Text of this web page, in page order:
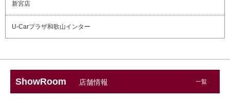
新宮店
U-Carプラザ和歌山インター
ShowRoom 店舗情報 一覧